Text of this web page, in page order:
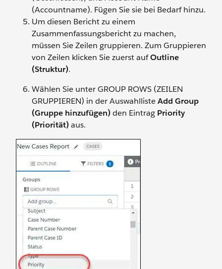
(Accountname). Fügen Sie sie bei Bedarf hinzu.
Um diesen Bericht zu einem
Zusammenfassungsbericht zu machen,
müssen Sie Zeilen gruppieren. Zum Gruppieren
von Zeilen klicken Sie zuerst aufOutline
(Struktur).
Wählen Sie unter GROUP ROWS (ZEILEN
GRUPPIEREN) in der AuswahllisteAdd Group
(Gruppe hinzufügen)den Eintrag Priority
(Priorität)aus.